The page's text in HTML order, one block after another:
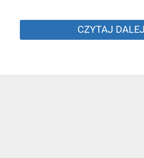
CZYTAJ DALEJ